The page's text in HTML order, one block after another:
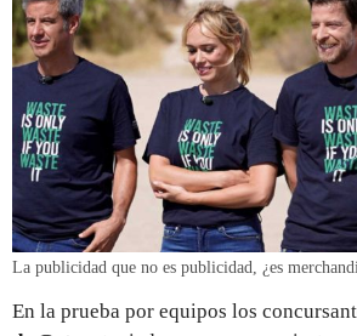
La publicidad que no es publicidad, ¿es
En la prueba por equipos los